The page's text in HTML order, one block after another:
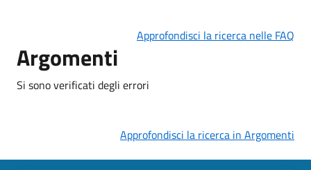
Approfondisci la ricerca nelle FAQ
Argomenti
Si sono verificati degli errori
Approfondisci la ricerca in Argomenti